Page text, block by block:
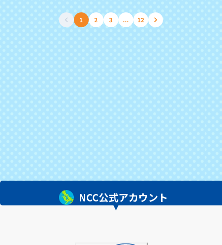
1 2 3 ... 12
NCC公式アカウント